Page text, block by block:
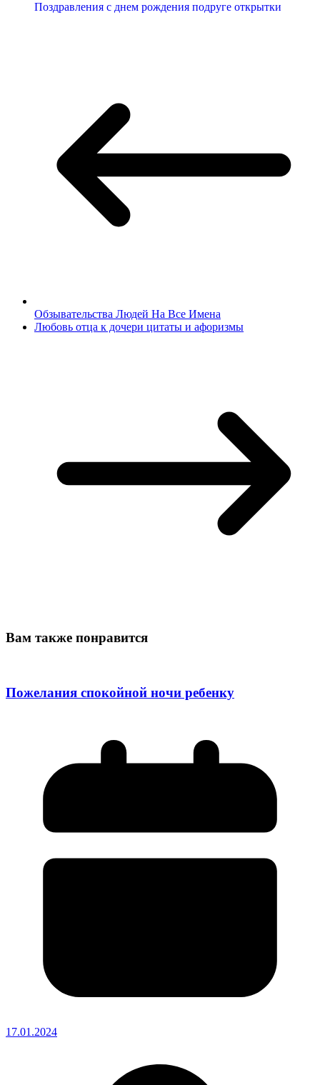
Поздравления с днем рождения подруге открытки
Обзывательства Людей На Все Имена
Любовь отца к дочери цитаты и афоризмы
Вам также понравится
Пожелания спокойной ночи ребенку
17.01.2024